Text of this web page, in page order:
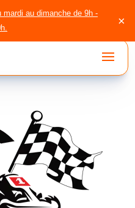
mardi au dimanche de 9h -
×